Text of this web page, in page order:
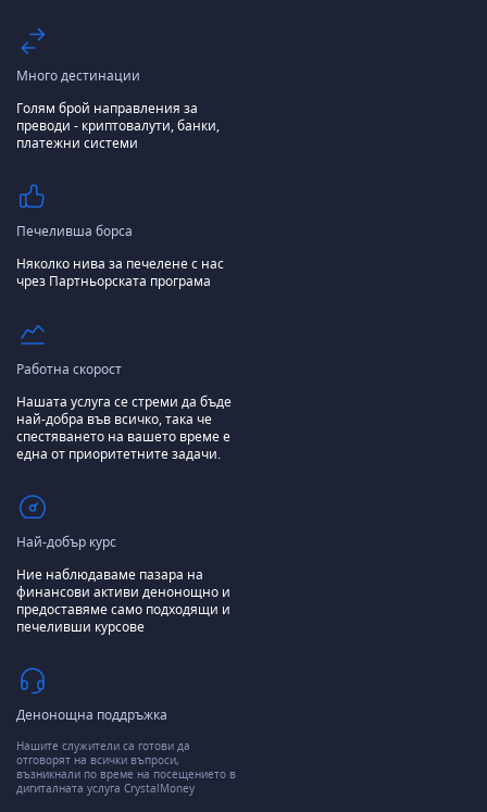
Много дестинации
Голям брой направления за
преводи - криптовалути, банки,
платежни системи
Печеливша борса
Няколко нива за печелене с нас
чрез Партньорската програма
Работна скорост
Нашата услуга се стреми да бъде
най-добра във всичко, така че
спестяването на вашето време е
една от приоритетните задачи.
Най-добър курс
Ние наблюдаваме пазара на
финансови активи денонощно и
предоставяме само подходящи и
печеливши курсове
Денонощна поддръжка
Нашите служители са готови да
отговорят на всички въпроси,
възникнали по време на посещението в
дигиталната услуга CrystalMoney